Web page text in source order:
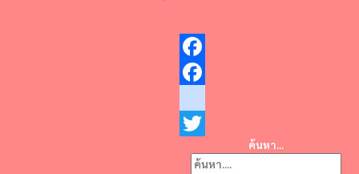
Twitter
ค้นหา...